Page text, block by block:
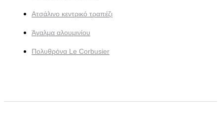
Ατσάλινο κεντρικό τραπέζι
Άγαλμα αλουμινίου
Πολυθρόνα Le Corbusier